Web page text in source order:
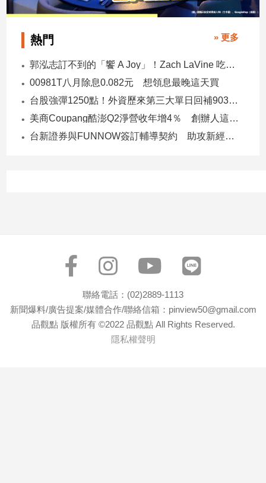
藝
術
／
推
科
音
熱門 » 更多
郭泓志訂不到的「饗 A Joy」！Zach LaVine 吃到了！ 網笑：運動員來吃超划算
00981T八月除息0.082元 想領息最晚這天買
台股強彈1250點！外資歷來第三大單日回補903億 ETF反彈
美商Coupang酷澎Q2淨營收年增4％ 創辦人這樣看台灣市場！
台新證券與FUNNOW簽訂輔導契約 助攻新經濟企業上市櫃
聯絡電話：(02)2889-1113
新聞爆料/廣告提案/媒體合作/聯絡信箱：pinview50@gmail.com
品觀點 版權所有 ©2022 品觀點 All Rights Reserved.
隱私權聲明